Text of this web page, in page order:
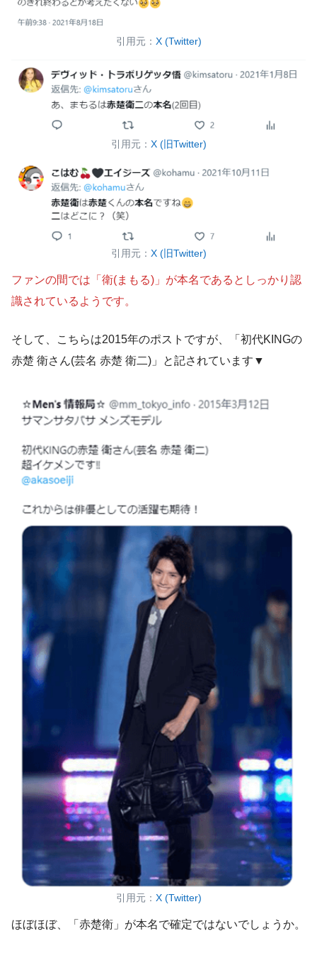
引用元： X (Twitter)
引用元： X (旧Twitter)
引用元： X (旧Twitter)
ファンの間では「衛(まもる)」が本名であるとしっかり認
識されているようです。
そして、こちらは2015年のポストですが、「初代KINGの
赤楚 衛さん(芸名 赤楚 衛二)」と記されています▼
引用元： X (Twitter)
ほぼほぼ、「赤楚衛」が本名で確定ではないでしょうか。